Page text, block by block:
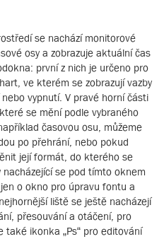
se nachází monitorové
osy a zobrazuje aktuální čas
první z nich je určeno pro
ve kterém se zobrazují vazby
vypnutí. V pravé horní části
se mění podle vybraného
časovou osu, můžeme
po přehrání, nebo pokud
její formát, do kterého se
se pod tímto oknem
o okno pro úpravu fontu a
liště se ještě nacházejí
přesouvání a otáčení, pro
také ikonka „Ps“ pro editování